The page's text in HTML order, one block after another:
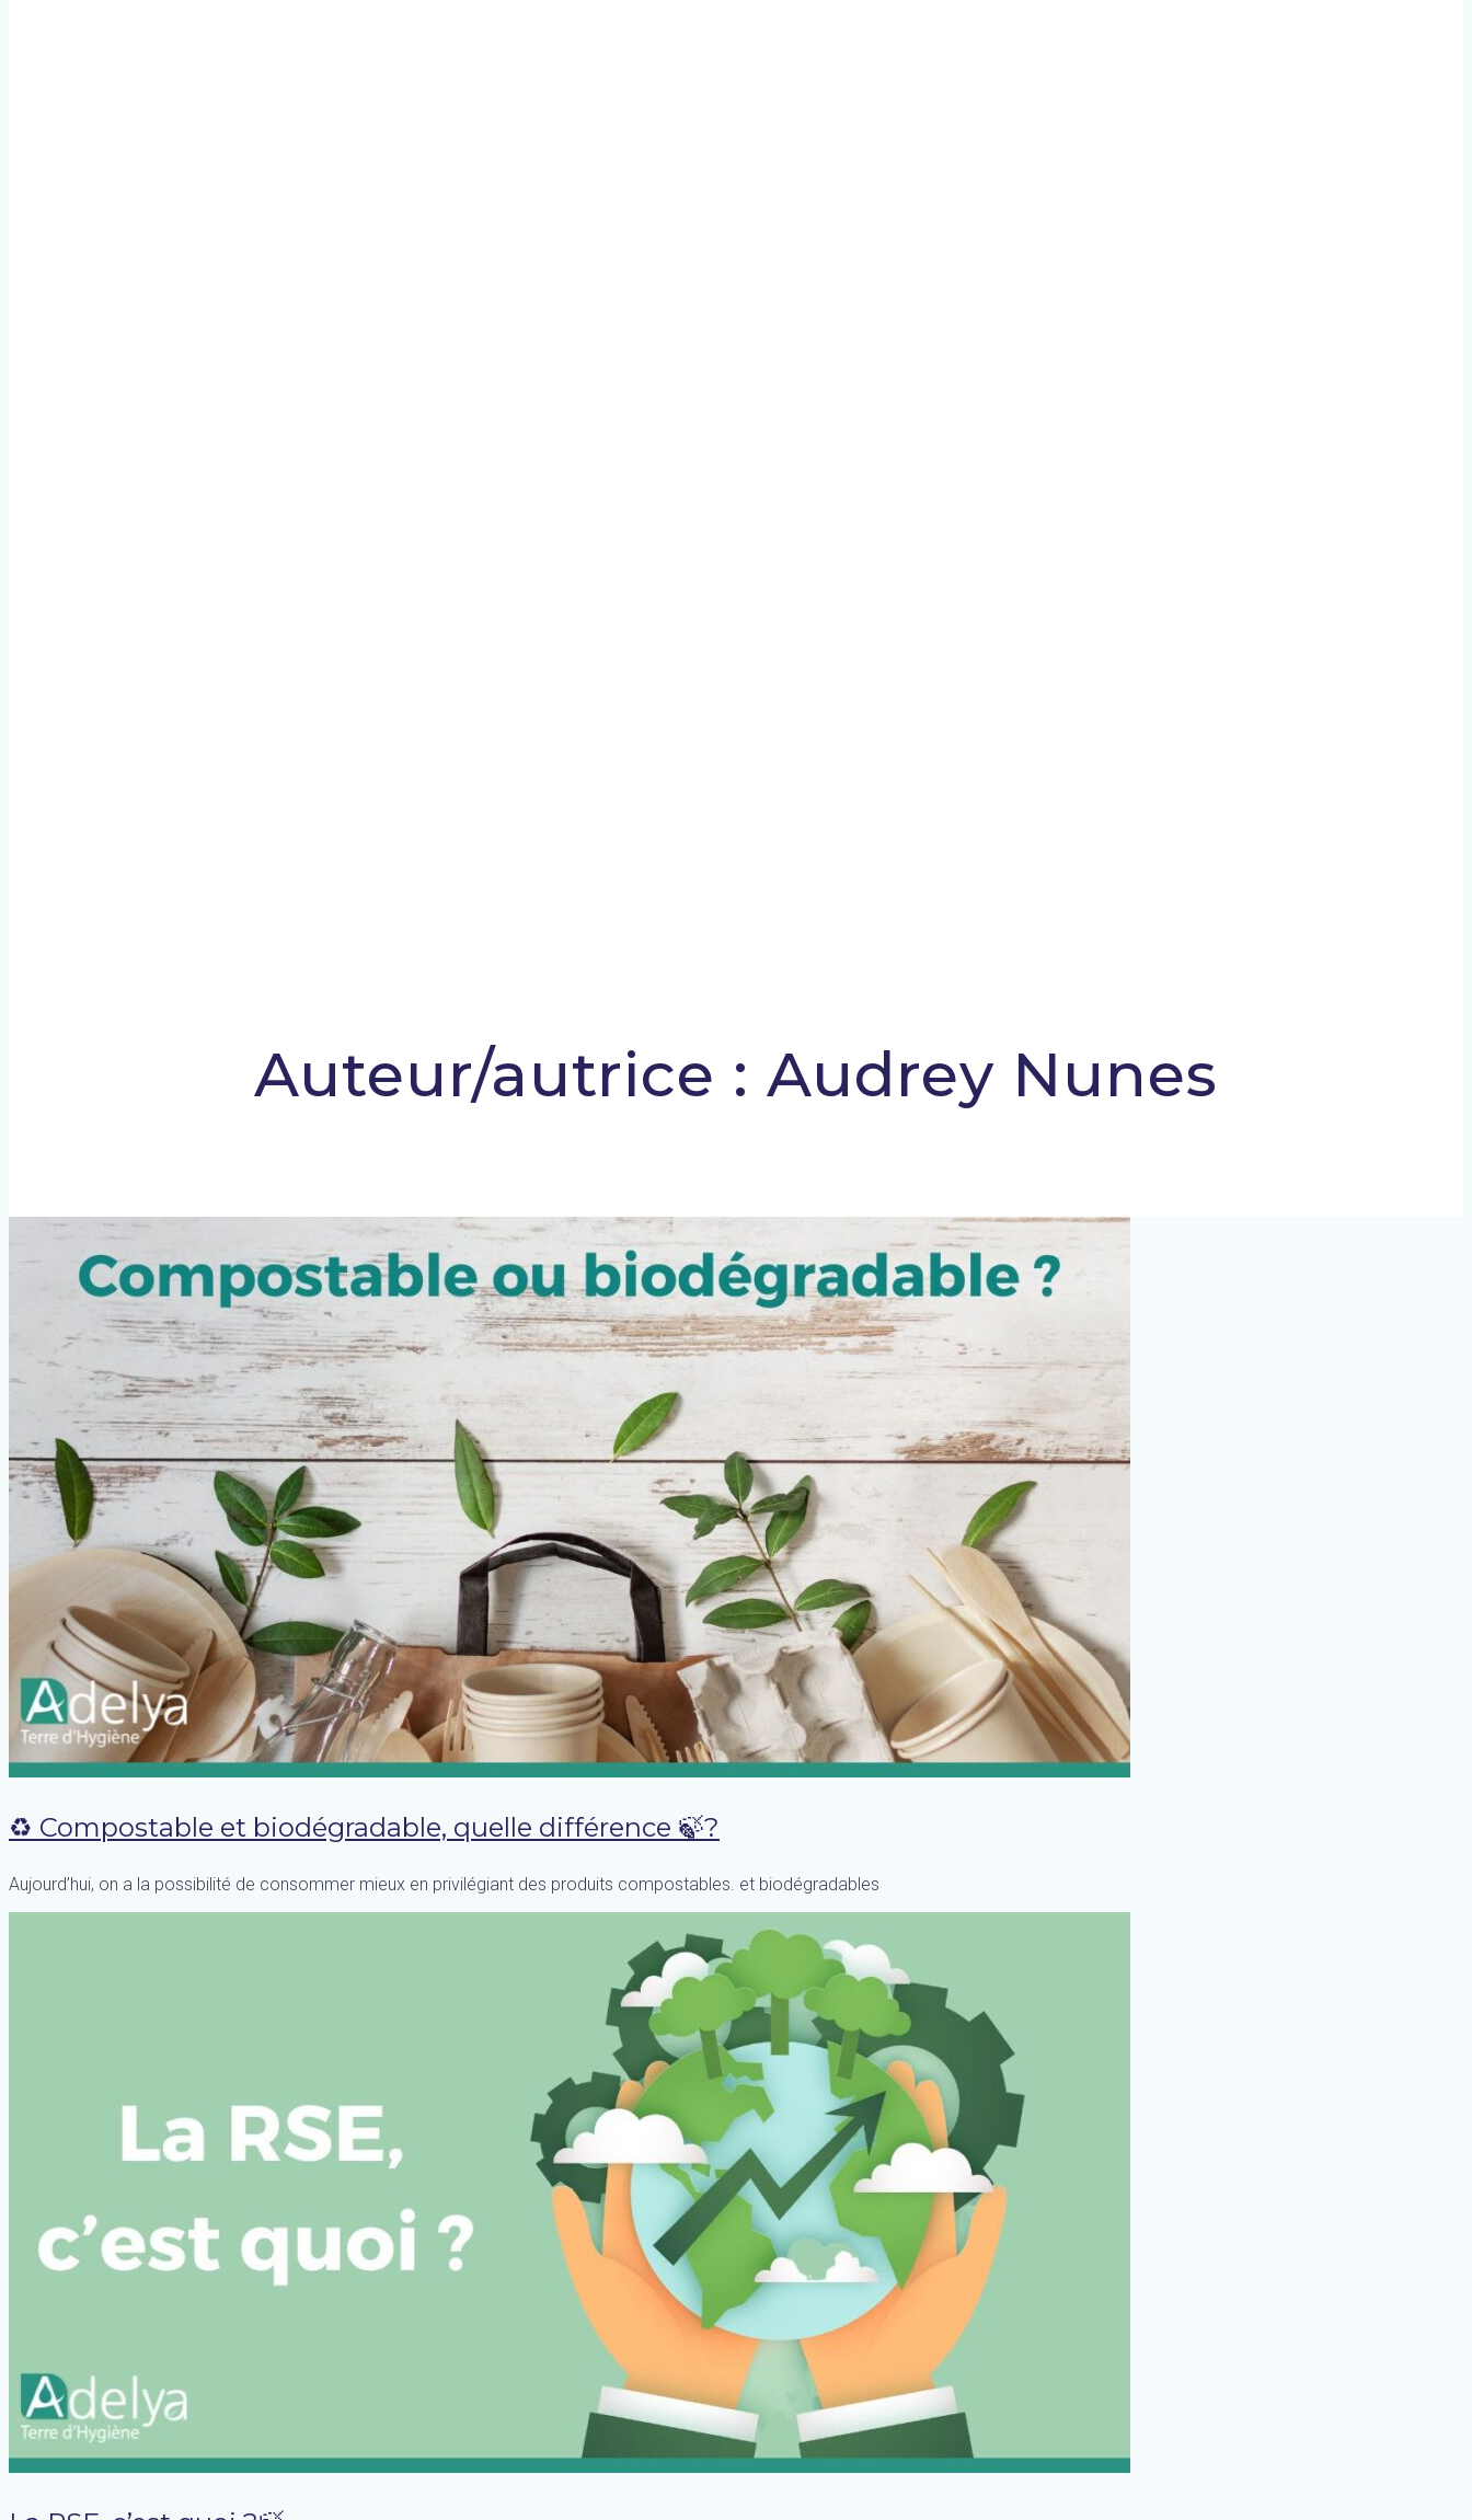
Auteur/autrice : Audrey Nunes
♻ Compostable et biodégradable, quelle différence 🍃?
Aujourd’hui, on a la possibilité de consommer mieux en privilégiant des produits compostables. et biodégradables